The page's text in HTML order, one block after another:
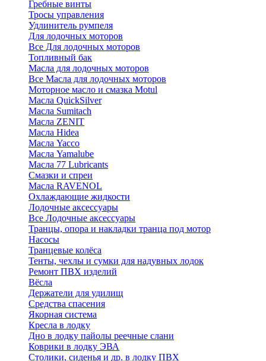
Гребные винты
Тросы управления
Удлинитель румпеля
Для лодочных моторов
Все Для лодочных моторов
Топливный бак
Масла для лодочных моторов
Все Масла для лодочных моторов
Моторное масло и смазка Motul
Масла QuickSilver
Масла Sumitach
Масла ZENIT
Масла Hidea
Масла Yacco
Масла Yamalube
Масла 77 Lubricants
Смазки и спреи
Масла RAVENOL
Охлаждающие жидкости
Лодочные аксессуары
Все Лодочные аксессуары
Транцы, опора и накладки транца под мотор
Насосы
Транцевые колёса
Тенты, чехлы и сумки для надувных лодок
Ремонт ПВХ изделий
Вёсла
Держатели для удилищ
Средства спасения
Якорная система
Кресла в лодку
Дно в лодку пайолы реечные слани
Коврики в лодку ЭВА
Столики, сиденья и др. в лодку ПВХ